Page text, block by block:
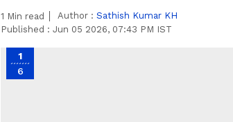
1 Min read Author : Sathish Kumar KH
Published : Jun 05 2026, 07:43 PM IST
1
6